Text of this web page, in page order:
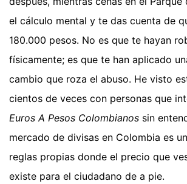
el cálculo mental y te das cuenta de
180.000 pesos. No es que te hayan
físicamente; es que te han aplicado
cambio que roza el abuso. He visto
cientos de veces con personas que
Euros A Pesos Colombianos sin
mercado de divisas en Colombia es
reglas propias donde el precio que
existe para el ciudadano de a pie.